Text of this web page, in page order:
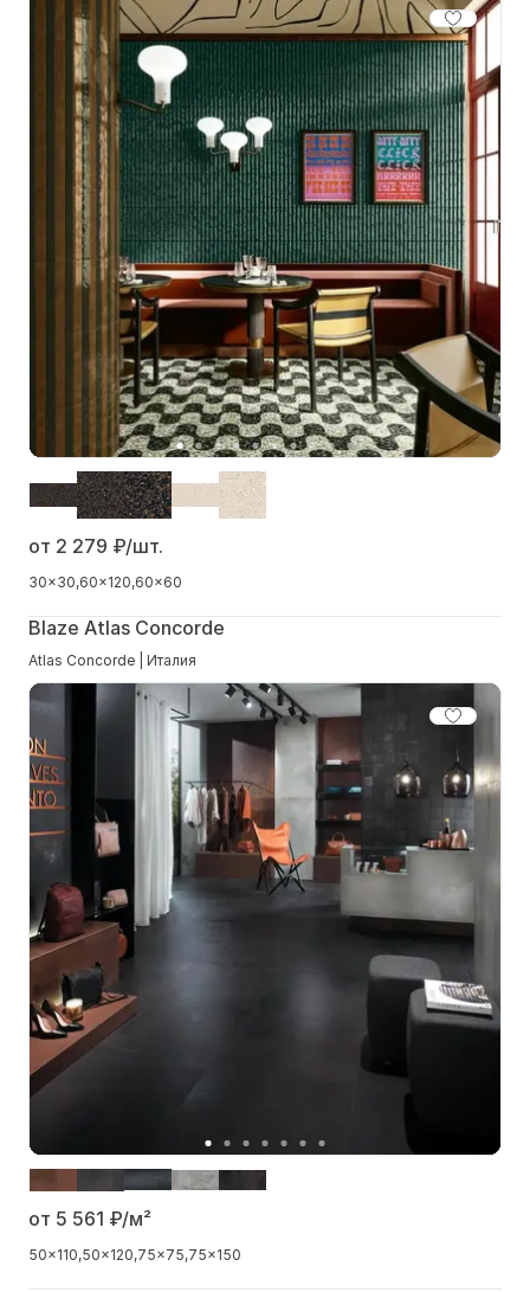
от 2 279 ₽/шт.
30x30 60x120 60x60
Blaze Atlas Concorde
Atlas Concorde | Италия
от 5 561 ₽/м²
50x110 50x120 75x75 75x150